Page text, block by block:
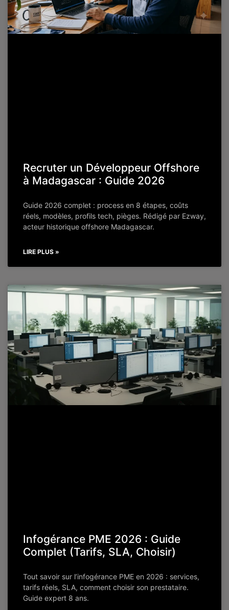
Recruter un Développeur Offshore
à Madagascar : Guide 2026
Guide 2026 complet : process en 8 étapes, coûts
réels, modèles, profils tech, pièges. Rédigé par Ezway,
acteur historique offshore Madagascar.
LIRE PLUS »
Infogérance PME 2026 : Guide
Complet (Tarifs, SLA, Choisir)
Tout savoir sur l’infogérance PME en 2026 : services,
tarifs réels, SLA, comment choisir son prestataire.
Guide expert 8 ans.